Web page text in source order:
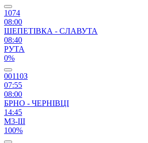
1074
08:00
ШЕПЕТІВКА - СЛАВУТА
08:40
РУТА
0%
00110З
07:55
08:00
БРНО - ЧЕРНІВЦІ
14:45
М3-ІІІ
100%